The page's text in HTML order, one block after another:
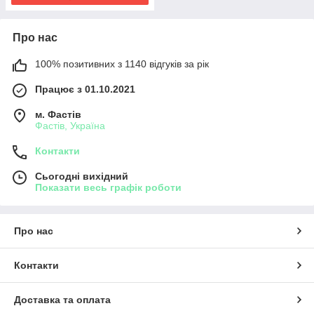
Про нас
100% позитивних з 1140 відгуків за рік
Працює з 01.10.2021
м. Фастів
Фастів, Україна
Контакти
Сьогодні вихідний
Показати весь графік роботи
Про нас
Контакти
Доставка та оплата